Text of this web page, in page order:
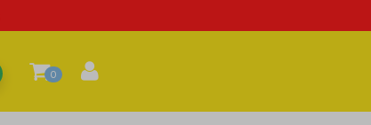
0